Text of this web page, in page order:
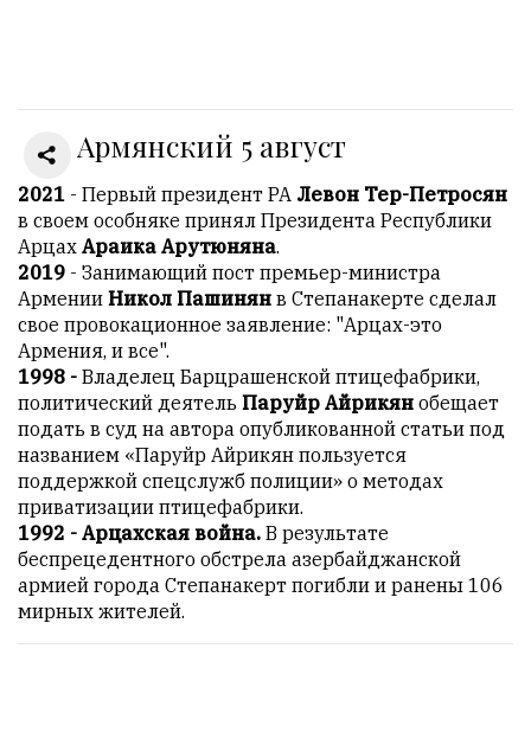
1
Гостей:
Пользователей:
0
НАШИ
ПРАВИЛА
Тонкие
материалы
для
независимо
мыслящих.
Сайт
обновляется
с
большим
трудом,
Армянский 5 август
2021 - Первый президент РА Левон Тер-Петросян
в своем особняке принял Президента Республики
Арцах Араика Арутюняна.
2019 - Занимающий пост премьер-министра
Армении Никол Пашинян в Степанакерте сделал
свое провокационное заявление: "Арцах-это
Армения, и все".
1998 - Владелец Барцрашенской птицефабрики,
политический деятель Паруйр Айрикян обещает
подать в суд на автора опубликованной статьи под
названием «Паруйр Айрикян пользуется
поддержкой спецслужб полиции» о методах
приватизации птицефабрики.​​​​​​​
1992 - Арцахская война. В результате
беспрецедентного обстрела азербайджанской
армией города Степанакерт погибли и ранены 106
мирных жителей.